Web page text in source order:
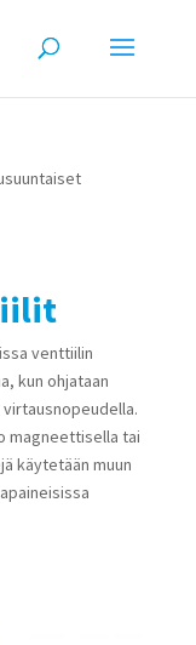
venttiilin
kun ohjataan
magneettisella tai
käytetään muun